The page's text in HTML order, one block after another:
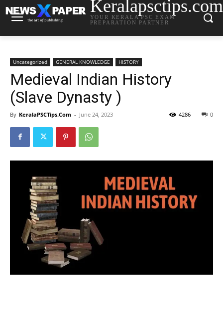
Keralapsctips.com
YOUR KERALA PSC EXAM
PREPARATION PARTNER
Uncategorized GENERAL KNOWLEDGE HISTORY
Medieval Indian History
(Slave Dynasty )
By KeralaPSCTips.Com - June 24, 2023 0
4286